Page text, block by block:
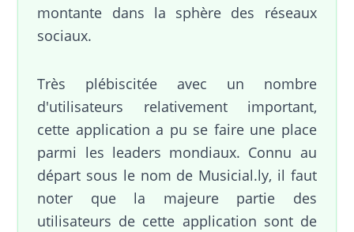
montante dans la sphère des réseaux
sociaux.
Très plébiscitée avec un nombre
d'utilisateurs relativement important,
cette application a pu se faire une place
parmi les leaders mondiaux. Connu au
départ sous le nom de Musicial.ly, il faut
noter que la majeure partie des
utilisateurs de cette application sont de